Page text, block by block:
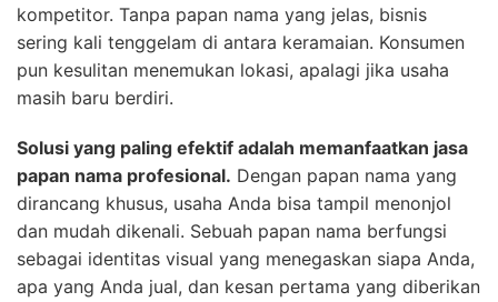
kompetitor. Tanpa papan nama yang jelas, bisnis
sering kali tenggelam di antara keramaian. Konsumen
pun kesulitan menemukan lokasi, apalagi jika usaha
masih baru berdiri.
Solusi yang paling efektif adalah memanfaatkan jasa
papan nama profesional. Dengan papan nama yang
dirancang khusus, usaha Anda bisa tampil menonjol
dan mudah dikenali. Sebuah papan nama berfungsi
sebagai identitas visual yang menegaskan siapa Anda,
apa yang Anda jual, dan kesan pertama yang diberikan